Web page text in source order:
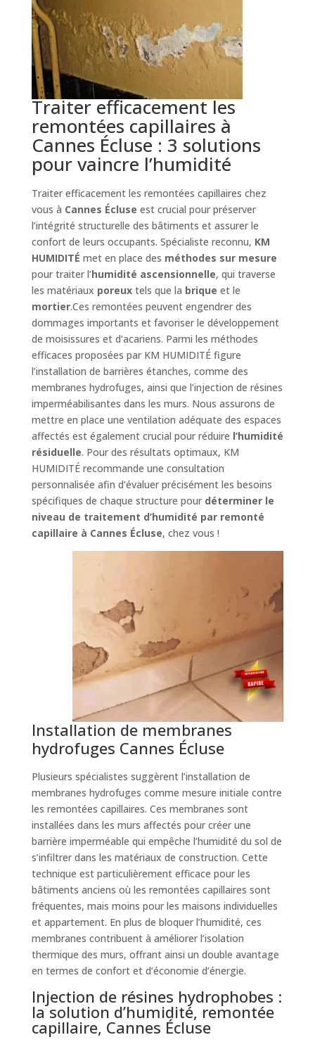
Traiter efficacement les
remontées capillaires à
Cannes Écluse : 3 solutions
pour vaincre l’humidité
Traiter efficacement les remontées capillaires chez
vous à Cannes Écluse est crucial pour préserver
l’intégrité structurelle des bâtiments et assurer le
confort de leurs occupants. Spécialiste reconnu, KM
HUMIDITÉ met en place des méthodes sur mesure
pour traiter l’humidité ascensionnelle, qui traverse
les matériaux poreuxtels que la brique et le
mortier.Ces remontées peuvent engendrer des
dommages importants et favoriser le développement
de moisissures et d’acariens. Parmi les méthodes
efficaces proposées par KM HUMIDITÉ figure
l’installation de barrières étanches, comme des
membranes hydrofuges, ainsi que l’injection de résines
imperméabilisantes dans les murs. Nous assurons de
mettre en place une ventilation adéquate des espaces
affectés est également crucial pour réduire l’humidité
résiduelle. Pour des résultats optimaux, KM
HUMIDITÉ recommande une consultation
personnalisée afin d’évaluer précisément les besoins
spécifiques de chaque structure pour déterminer le
niveau de traitement d’humidité par remonté
capillaire à Cannes Écluse, chez vous !
Installation de membranes
hydrofuges Cannes Écluse
Plusieurs spécialistes suggèrent l’installation de
membranes hydrofuges comme mesure initiale contre
les remontées capillaires. Ces membranes sont
installées dans les murs affectés pour créer une
barrière imperméable qui empêche l’humidité du sol de
s’infiltrer dans les matériaux de construction. Cette
technique est particulièrement efficace pour les
bâtiments anciens où les remontées capillaires sont
fréquentes, mais moins pour les maisons individuelles
et appartement. En plus de bloquer l’humidité, ces
membranes contribuent à améliorer l’isolation
thermique des murs, offrant ainsi un double avantage
en termes de confort et d’économie d’énergie.
Injection de résines hydrophobes :
la solution d’humidité, remontée
capillaire, Cannes Écluse